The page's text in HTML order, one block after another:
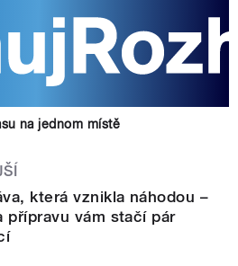
na jednom místě
která vznikla náhodou –
přípravu vám stačí pár